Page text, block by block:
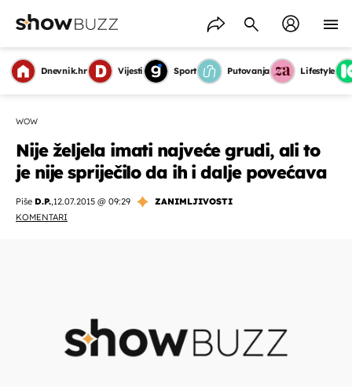
Dnevnik.hr Vijesti Sport Putovanja Lifestyle
WOW
Nije željela imati najveće grudi, ali to
je nije spriječilo da ih i dalje povećava
Piše D.P.,12.07.2015 @ 09:29
ZANIMLJIVOSTI
KOMENTARI